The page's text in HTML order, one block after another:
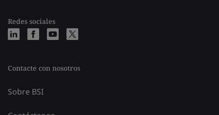
Redes sociales
Contacte con nosotros
Sobre BSI